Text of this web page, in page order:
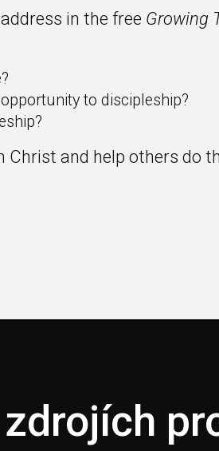
in the free Growing
to discipleship?
and help others do